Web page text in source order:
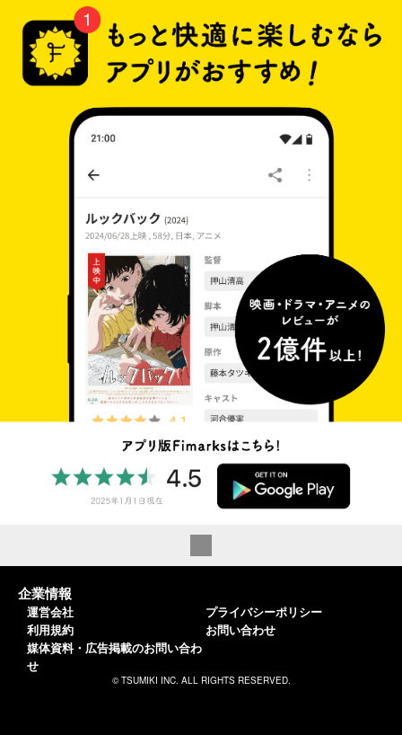
企業情報
運営会社
利用規約
媒体資料・広告掲載のお問い合わ
せ
プライバシーポリシー
お問い合わせ
© TSUMIKI INC. ALL RIGHTS RESERVED.